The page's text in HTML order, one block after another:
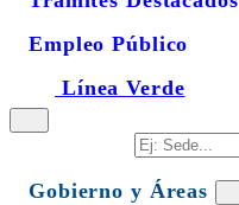
Empleo Público
Línea Verde
Gobierno y Áreas